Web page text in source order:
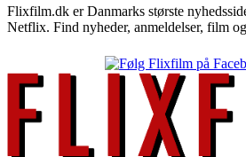
Flixfilm.dk er Danmarks største
Netflix. Find nyheder, anmeldelser, film